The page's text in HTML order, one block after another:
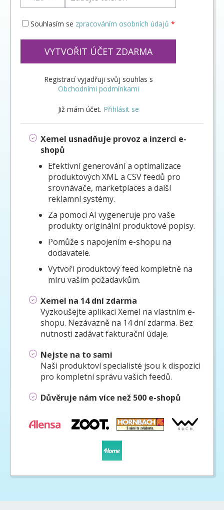
Xemel usnadňuje provoz a inzerci e-
shopů
Efektivní generování a optimalizace
produktových XML a CSV feedů pro
srovnávače, marketplaces a další
reklamní systémy.
Za pomoci AI vygeneruje pro vaše
produkty originální produktové popisy.
Pomůže s napojením e-shopu na
dodavatele.
Vytvoří produktový feed kompletně na
míru vašim požadavkům.
Xemel na 14 dní zdarma
Vyzkoušejte aplikaci Xemel na vlastním e-
shopu. Nezávazně na 14 dní zdarma. Bez
nutnosti zadávat fakturační údaje.
Nejste na to sami
Naši produktoví specialisté jsou k dispozici
pro kompletní správu vašich feedů.
Důvěruje nám více než 500 e-shopů
Souhlasím se zpracováním osobních údajů *
VYTVOŘIT ÚČET ZDARMA
Registrací vyjadřuji svůj souhlas s
Obchodními podmínkami
Již mám účet. Přihlásit se